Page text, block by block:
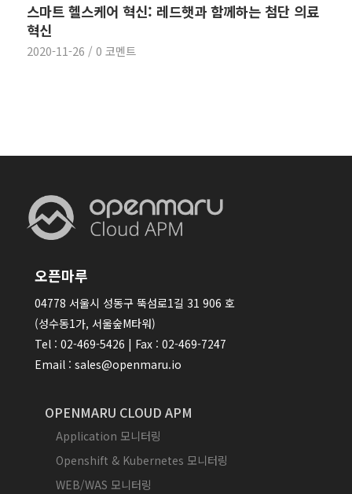
스마트 헬스케어 혁신: 레드햇과 함께하는 첨단 의료
혁신
2020-11-26 / 0 코멘트
오픈마루
04778 서울시 성동구 뚝섬로1길 31 906 호
(성수동1가, 서울숲M타워)
Tel : 02-469-5426 | Fax : 02-469-7247
Email : sales@openmaru.io
OPENMARU CLOUD APM
Application 모니터링
Openshift & Kubernetes 모니터링
WEB/WAS 모니터링